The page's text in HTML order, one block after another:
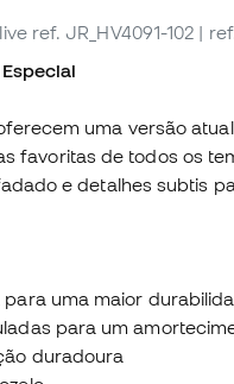
ref. JR_HV4091-102 |
uma versão
favoritas de todos os
e detalhes subtis
uma maior
para um
duradoura